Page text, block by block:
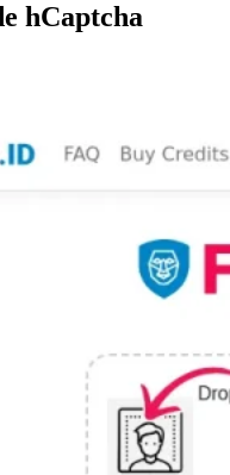
hCaptcha